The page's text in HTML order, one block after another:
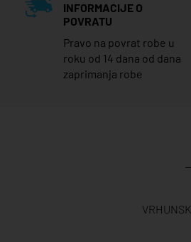
INFORMACIJE O
POVRATU
Pravo na povrat robe u
roku od 14 dana od dana
zaprimanja robe